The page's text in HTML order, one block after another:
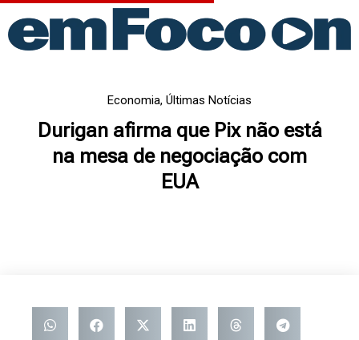
para
Economia, Últimas Notícias
Durigan afirma que Pix não está
na mesa de negociação com
EUA